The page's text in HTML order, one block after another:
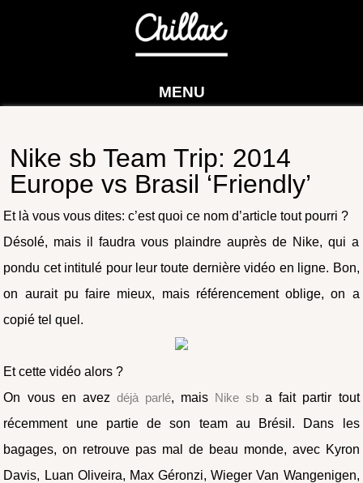
MENU
Nike sb Team Trip: 2014
Europe vs Brasil ‘Friendly’
Et là vous vous dites: c’est quoi ce nom d’article tout pourri ?
Désolé, mais il faudra vous plaindre auprès de Nike, qui a
pondu cet intitulé pour leur toute dernière vidéo en ligne. Bon,
on aurait pu faire mieux, mais référencement oblige, on a
copié tel quel.
Et cette vidéo alors ?
On vous en avez déjà parlé, mais Nike sb a fait partir tout
récemment une partie de son team au Brésil. Dans les
bagages, on retrouve pas mal de beau monde, avec Kyron
Davis, Luan Oliveira, Max Géronzi, Wieger Van Wangenigen,